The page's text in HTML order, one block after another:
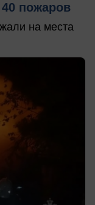
пожаров
на места